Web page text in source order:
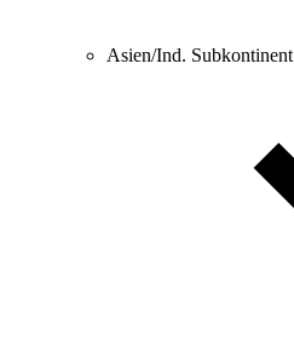
Asien/Ind. Subkontinent